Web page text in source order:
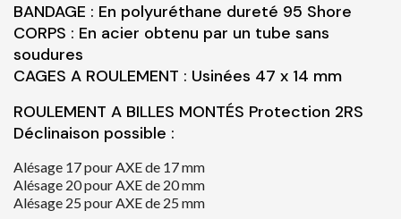
BANDAGE : En polyuréthane dureté 95 Shore
CORPS : En acier obtenu par un tube sans
soudures
CAGES A ROULEMENT : Usinées 47 x 14 mm
ROULEMENT A BILLES MONTÉS Protection 2RS
Déclinaison possible :
Alésage 17 pour AXE de 17 mm
Alésage 20 pour AXE de 20 mm
Alésage 25 pour AXE de 25 mm